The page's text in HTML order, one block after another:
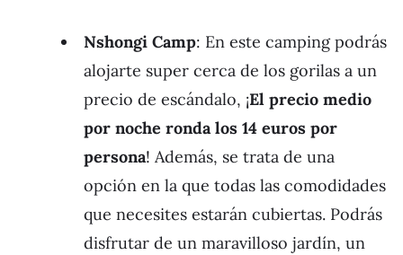
Nshongi Camp: En este camping podrás
alojarte super cerca de los gorilas a un
precio de escándalo, ¡El precio medio
por noche ronda los 14 euros por
persona! Además, se trata de una
opción en la que todas las comodidades
que necesites estarán cubiertas. Podrás
disfrutar de un maravilloso jardín, un